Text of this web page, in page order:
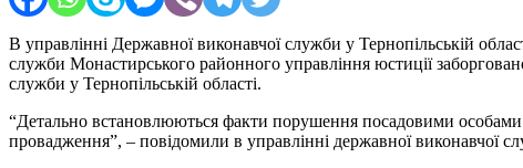
В управлінні Державної виконавчої служби у Тернопільській
служби Монастирського районного управління юстиції
служби у Тернопільській області.
“Детально встановлюються факти порушення посадовими особами
провадження”, – повідомили в управлінні державної виконавчої